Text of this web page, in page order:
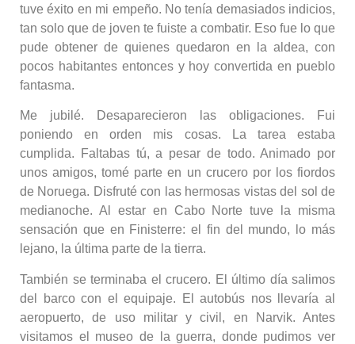
tuve éxito en mi empeño. No tenía demasiados indicios,
tan solo que de joven te fuiste a combatir. Eso fue lo que
pude obtener de quienes quedaron en la aldea, con
pocos habitantes entonces y hoy convertida en pueblo
fantasma.
Me jubilé. Desaparecieron las obligaciones. Fui
poniendo en orden mis cosas. La tarea estaba
cumplida. Faltabas tú, a pesar de todo. Animado por
unos amigos, tomé parte en un crucero por los fiordos
de Noruega. Disfruté con las hermosas vistas del sol de
medianoche. Al estar en Cabo Norte tuve la misma
sensación que en Finisterre: el fin del mundo, lo más
lejano, la última parte de la tierra.
También se terminaba el crucero. El último día salimos
del barco con el equipaje. El autobús nos llevaría al
aeropuerto, de uso militar y civil, en Narvik. Antes
visitamos el museo de la guerra, donde pudimos ver